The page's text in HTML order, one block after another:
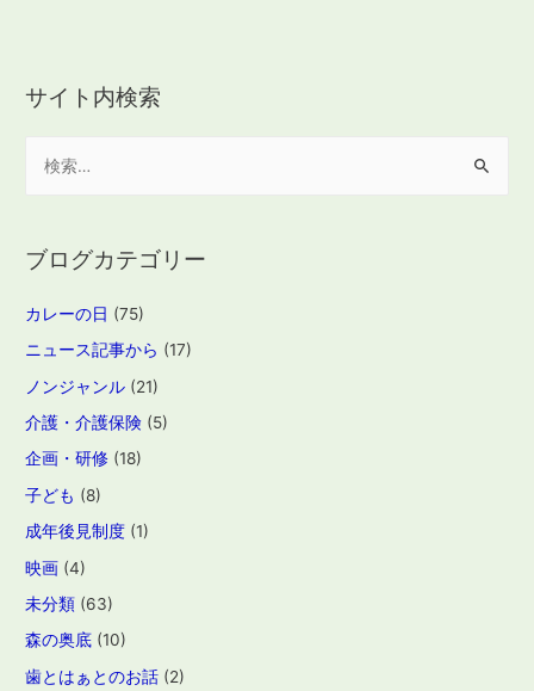
サイト内検索
ブログカテゴリー
カレーの日 (75)
ニュース記事から (17)
ノンジャンル (21)
介護・介護保険 (5)
企画・研修 (18)
子ども (8)
成年後見制度 (1)
映画 (4)
未分類 (63)
森の奥底 (10)
歯とはぁとのお話 (2)